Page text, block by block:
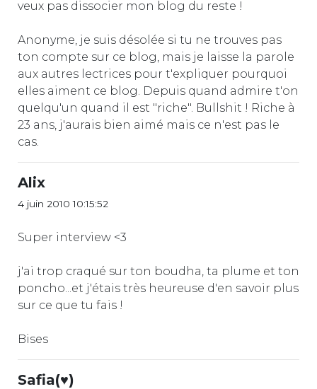
veux pas dissocier mon blog du reste !
Anonyme, je suis désolée si tu ne trouves pas
ton compte sur ce blog, mais je laisse la parole
aux autres lectrices pour t'expliquer pourquoi
elles aiment ce blog. Depuis quand admire t'on
quelqu'un quand il est "riche". Bullshit ! Riche à
23 ans, j'aurais bien aimé mais ce n'est pas le
cas.
Alix
4 juin 2010 10:15:52
Super interview <3
j'ai trop craqué sur ton boudha, ta plume et ton
poncho...et j'étais très heureuse d'en savoir plus
sur ce que tu fais !
Bises
Safia(♥)